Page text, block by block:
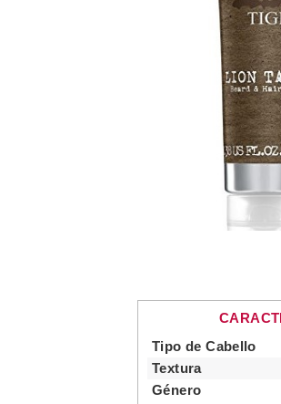
Tipo de Cabello
Textura
Género